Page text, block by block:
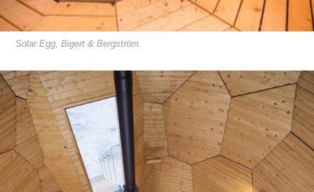
Solar Egg, Bigert & Bergström.